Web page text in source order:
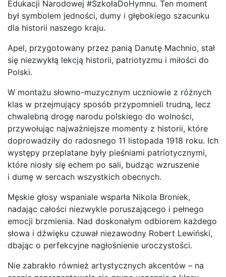
Edukacji Narodowej #SzkołaDoHymnu. Ten moment
był symbolem jedności, dumy i głębokiego szacunku
dla historii naszego kraju.
Apel, przygotowany przez panią Danutę Machnio, stał
się niezwykłą lekcją historii, patriotyzmu i miłości do
Polski.
W montażu słowno-muzycznym uczniowie z różnych
klas w przejmujący sposób przypomnieli trudną, lecz
chwalebną drogę narodu polskiego do wolności,
przywołując najważniejsze momenty z historii, które
doprowadziły do radosnego 11 listopada 1918 roku. Ich
występy przeplatane były pieśniami patriotycznymi,
które niosły się echem po sali, budząc wzruszenie
i dumę w sercach wszystkich obecnych.
Męskie głosy wspaniale wsparła Nikola Broniek,
nadając całości niezwykle poruszającego i pełnego
emocji brzmienia. Nad doskonałym odbiorem każdego
słowa i dźwięku czuwał niezawodny Robert Lewiński,
dbając o perfekcyjne nagłośnienie uroczystości.
Nie zabrakło również artystycznych akcentów – na